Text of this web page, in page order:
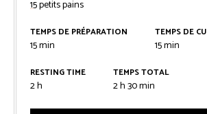
15petits pains
TEMPS DE PRÉPARATION
15minutes
min
TEMPS DE
15minutes
min
RESTING TIME
2heures
h
TEMPS TOTAL
2heures
h30minutes
min